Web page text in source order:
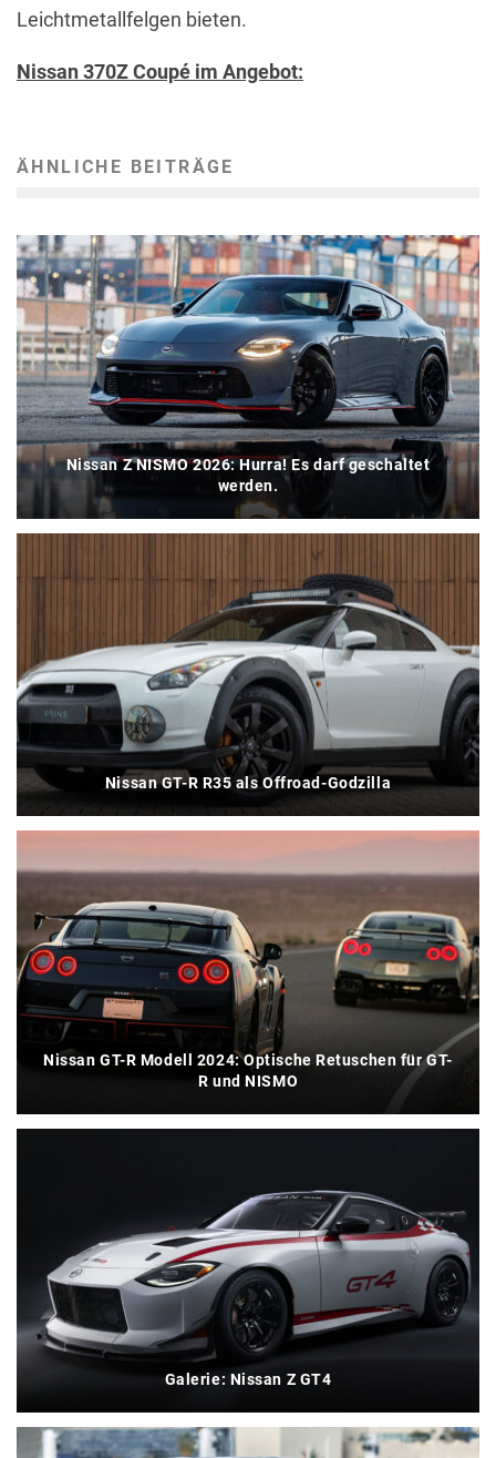
Leichtmetallfelgen bieten.
Nissan 370Z Coupé im Angebot:
ÄHNLICHE BEITRÄGE
Nissan Z NISMO 2026: Hurra! Es darf geschaltet
werden.
Nissan GT-R R35 als Offroad-Godzilla
Nissan GT-R Modell 2024: Optische Retuschen für GT-
R und NISMO
Galerie: Nissan Z GT4